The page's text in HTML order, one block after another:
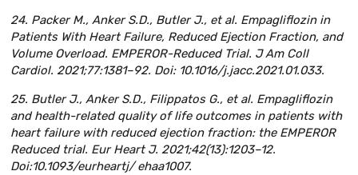
24. Packer M., Anker S.D., Butler J., et al. Empagliflozin in
Patients With Heart Failure, Reduced Ejection Fraction, and
Volume Overload. EMPEROR-Reduced Trial. J Am Coll
Cardiol. 2021;77:1381–92. Doi: 10.1016/j.jacc.2021.01.033.
25. Butler J., Anker S.D., Filippatos G., et al. Empagliflozin
and health-related quality of life outcomes in patients with
heart failure with reduced ejection fraction: the EMPEROR
Reduced trial. Eur Heart J. 2021;42(13):1203–12.
Doi:10.1093/eurheartj/ ehaa1007.